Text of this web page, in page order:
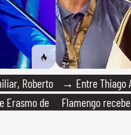
Roberto
Erasmo de
→ Entre Thiago
Flamengo